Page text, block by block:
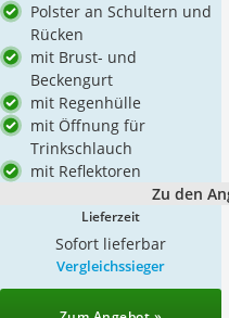
Polster an Schultern und
Rücken
mit Brust- und
Beckengurt
mit Regenhülle
mit Öffnung für
Trinkschlauch
mit Reflektoren
Zu den
Lieferzeit
Sofort lieferbar
Vergleichssieger